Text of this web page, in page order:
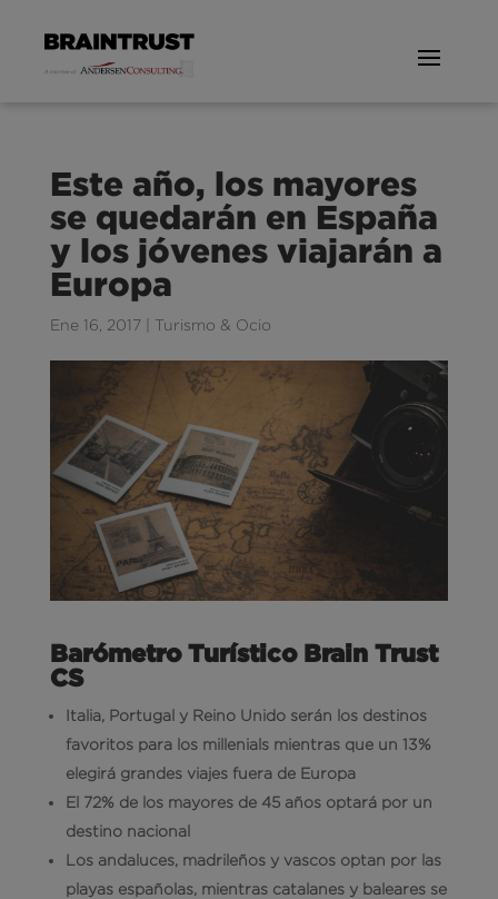
Este año, los mayores
se quedarán en España
y los jóvenes viajarán a
Europa
Ene 16, 2017| Turismo & Ocio
Barómetro Turístico Brain Trust
CS
Italia, Portugal y Reino Unido serán los destinos
favoritos para los millenials mientras que un 13%
elegirá grandes viajes fuera de Europa
El 72% de los mayores de 45 años optará por un
destino nacional
Los andaluces, madrileños y vascos optan por las
playas españolas, mientras catalanes y baleares se